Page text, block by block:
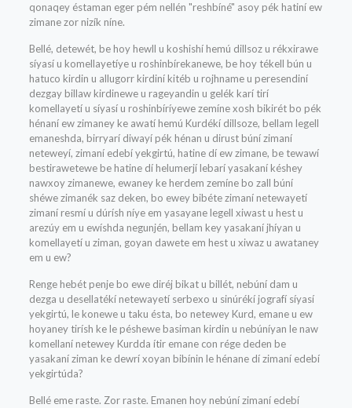
qonaqey éstaman eger pém nellén "reshbíné" asoy pék hatiní ew
zimane zor nizík níne.
Bellé, detewét, be hoy hewll u koshishí hemú dillsoz u rékxirawe
síyasí u komellayetíye u roshinbírekanewe, be hoy tékell bún u
hatuco kirdin u allugorr kirdiní kitéb u rojhname u peresendiní
dezgay billaw kirdinewe u rageyandin u gelék karí tirí
komellayetí u síyasí u roshinbíríyewe zemíne xosh bikirét bo pék
hénaní ew zimaney ke awatí hemú Kurdékí dillsoze, bellam legell
emaneshda, birryarí diwayí pék hénan u dirust búní zimaní
neteweyí, zimaní edebí yekgirtú, hatine dí ew zimane, be tewawí
bestirawetewe be hatine dí helumerjí lebarí yasakaní késhey
nawxoy zimanewe, ewaney ke herdem zemíne bo zall búní
shéwe zimanék saz deken, bo ewey bibéte zimaní netewayetí
zimaní resmí u dúrísh níye em yasayane legell xiwast u hest u
arezúy em u ewíshda negunjén, bellam key yasakaní jhíyan u
komellayetí u ziman, goyan dawete em hest u xiwaz u awataney
em u ew?
Renge hebét penje bo ewe diréj bikat u billét, nebúní dam u
dezga u desellatékí netewayetí serbexo u sinúrékí jografí síyasí
yekgirtú, le konewe u taku ésta, bo netewey Kurd, emane u ew
hoyaney tirísh ke le péshewe basiman kirdin u nebúníyan le naw
komellaní netewey Kurdda ítir emane con rége deden be
yasakaní ziman ke dewrí xoyan bibínin le hénane dí zimaní edebí
yekgirtúda?
Bellé eme raste. Zor raste. Emanen hoy nebúní zimaní edebí